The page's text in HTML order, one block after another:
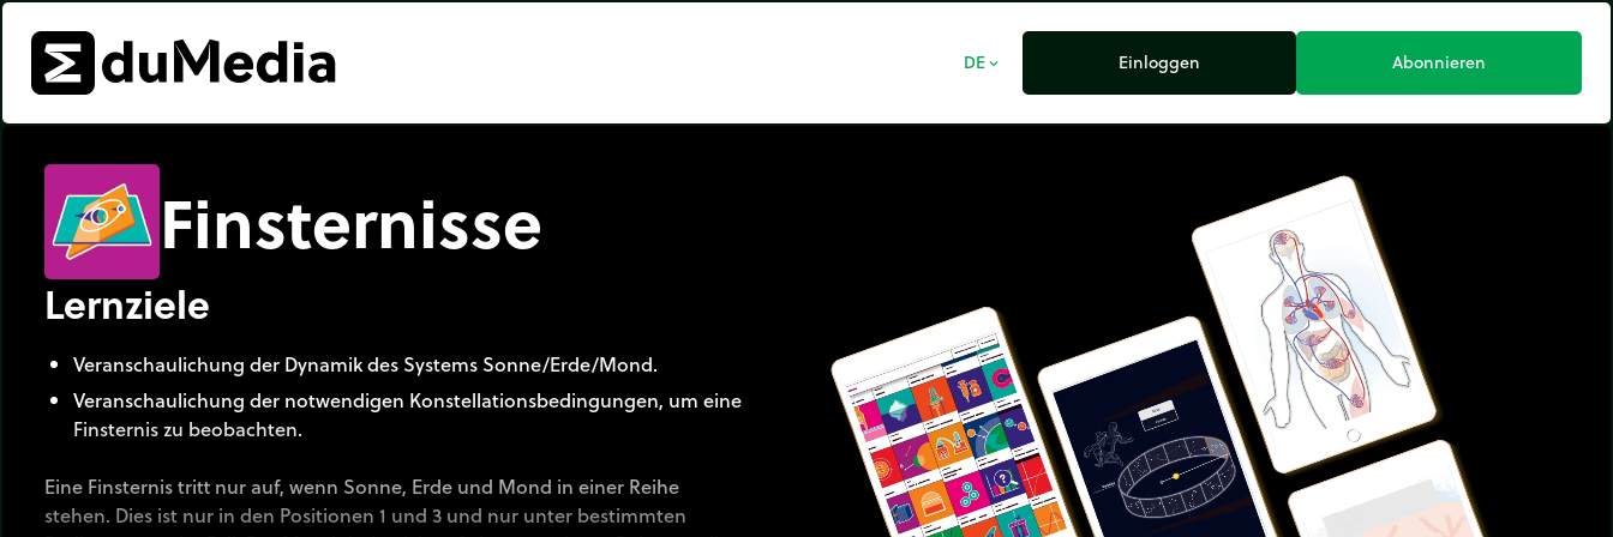
DE expand_more Einloggen Abonnieren
Finsternisse
Lernziele
Veranschaulichung der Dynamik des Systems Sonne/Erde/Mond.
Veranschaulichung der notwendigen Konstellationsbedingungen, um eine
Finsternis zu beobachten.
Eine Finsternis tritt nur auf, wenn Sonne, Erde und Mond in einer Reihe
stehen. Dies ist nur in den Positionen 1 und 3 und nur unter bestimmten